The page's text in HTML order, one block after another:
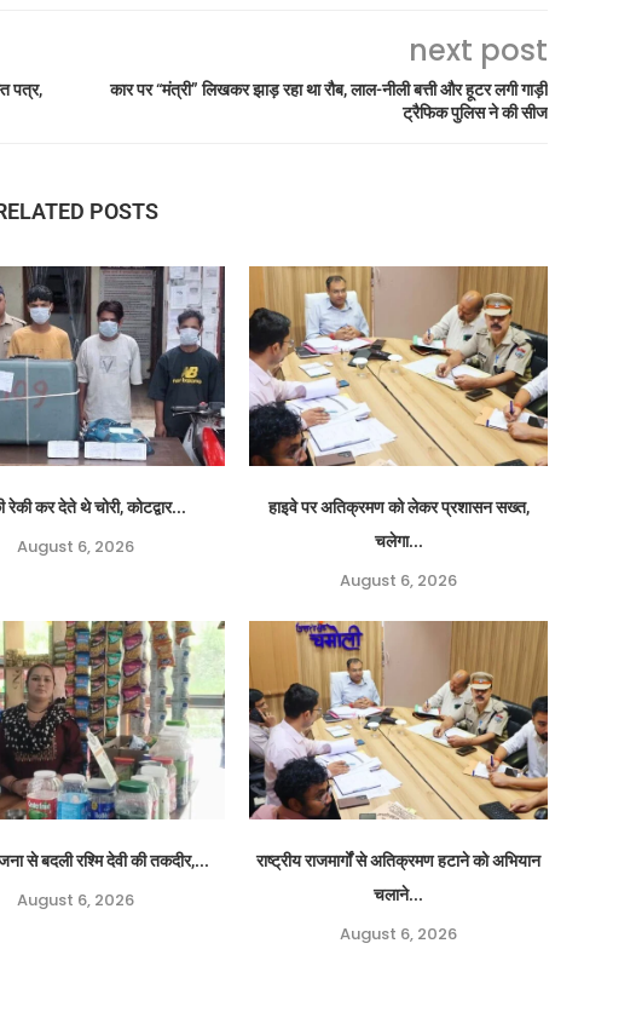
पत्र,
next post
कार पर “मंत्री” लिखकर झाड़ रहा था रौब, लाल-नीली बत्ती और हूटर लगी गाड़ी
ट्रैफिक पुलिस ने की सीज
POSTS
रेकी कर देते थे चोरी, कोटद्वार...
August 6, 2026
हाइवे पर अतिक्रमण को लेकर प्रशासन सख्त,
चलेगा...
August 6, 2026
से बदली रश्मि देवी की तकदीर,...
August 6, 2026
राष्ट्रीय राजमार्गों से अतिक्रमण हटाने को अभियान
चलाने...
August 6, 2026